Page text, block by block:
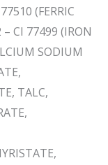
(FERRIC
– CI 77499 (IRON
SODIUM
TALC,